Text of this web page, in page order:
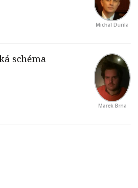
Michal Durila
Marek Brna